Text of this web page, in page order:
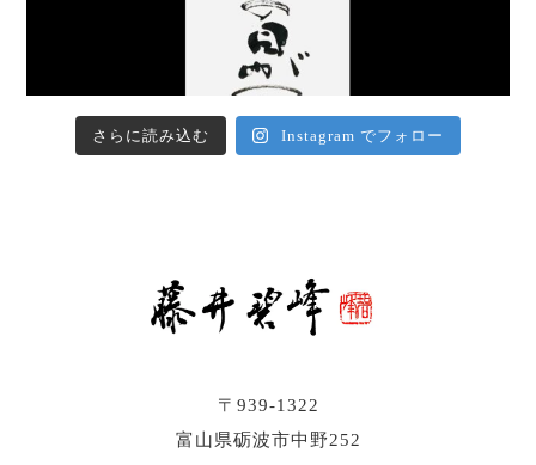
〒939-1322
富山県砺波市中野252
さらに読み込む Instagram でフォロー